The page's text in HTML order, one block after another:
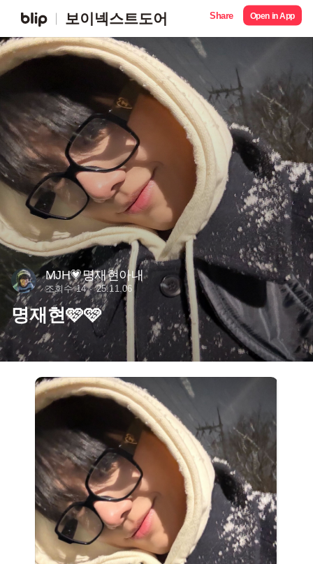
보이넥스트도어 Share Open in App
MJH💗명재현아내
조회수 14 25.11.06
명재현🩷🩷